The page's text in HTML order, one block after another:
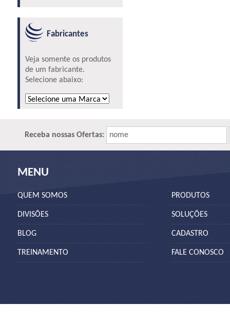
Fabricantes
Veja somente os produtos
de um fabricante.
Selecione abaixo:
Receba nossas Ofertas: nome
MENU
QUEM SOMOS
DIVISÕES
BLOG
TREINAMENTO
PRODUTOS
SOLUÇÕES
CADASTRO
FALE CONOSCO